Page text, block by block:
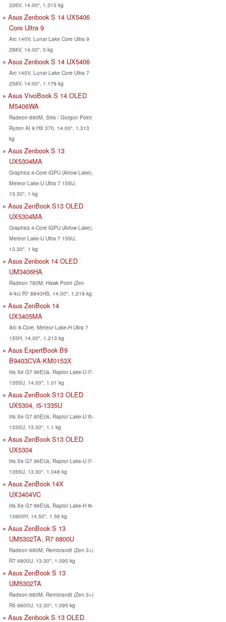
226V, 14.00", 1.313 kg
Asus Zenbook S 14 UX5406
Core Ultra 9
Arc 140V, Lunar Lake Core Ultra 9
288V, 14.00", 0 kg
Asus Zenbook S 14 UX5406
Arc 140V, Lunar Lake Core Ultra 7
258V, 14.00", 1.179 kg
Asus VivoBook S 14 OLED
M5406WA
Radeon 890M, Strix / Gorgon Point
Ryzen AI 9 HX 370, 14.00", 1.313
kg
Asus Zenbook S 13
UX5304MA
Graphics 4-Core iGPU (Arrow Lake),
Meteor Lake-U Ultra 7 155U,
13.30", 1 kg
Asus ZenBook S13 OLED
UX5304MA
Graphics 4-Core iGPU (Arrow Lake),
Meteor Lake-U Ultra 7 155U,
13.30", 1 kg
Asus Zenbook 14 OLED
UM3406HA
Radeon 780M, Hawk Point (Zen
4/4c) R7 8840HS, 14.00", 1.219 kg
Asus ZenBook 14
UX3405MA
Arc 8-Core, Meteor Lake-H Ultra 7
155H, 14.00", 1.213 kg
Asus ExpertBook B9
B9403CVA-KM0153X
Iris Xe G7 96EUs, Raptor Lake-U i7-
1355U, 14.00", 1.01 kg
Asus ZenBook S13 OLED
UX5304, i5-1335U
Iris Xe G7 80EUs, Raptor Lake-U i5-
1335U, 13.30", 1.1 kg
Asus ZenBook S13 OLED
UX5304
Iris Xe G7 96EUs, Raptor Lake-U i7-
1355U, 13.30", 1.048 kg
Asus ZenBook 14X
UX3404VC
Iris Xe G7 96EUs, Raptor Lake-H i9-
13900H, 14.50", 1.56 kg
Asus ZenBook S 13
UM5302TA, R7 6800U
Radeon 680M, Rembrandt (Zen 3+)
R7 6800U, 13.30", 1.095 kg
Asus ZenBook S 13
UM5302TA
Radeon 660M, Rembrandt (Zen 3+)
R5 6600U, 13.30", 1.095 kg
Asus Zenbook S 13 OLED